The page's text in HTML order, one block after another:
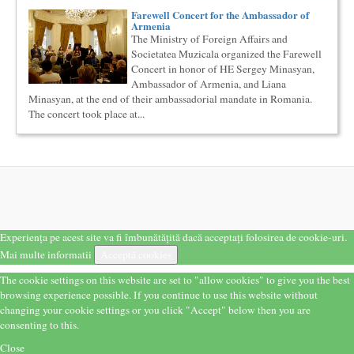
Cursul de Sociologie
Societatea Muzicala organizeaza un curs de Sociologie, in
parteneriat cu Facultatea de Sociologie si Asistenta Sociala a
Univ...
Cursul de Muzica universala (anul II)
Societatea Muzicala organizeaza un curs de cultura generala
muzicala, cu durata de doi ani, in parteneriat cu Universitatea
N...
Masterclass vocal cu Lucas Meachem
concertul de la Atheneul Roman al Societatii Muzicale din 23
teatrala, de nivel academic, in parteneriat cu Universitatea
Nati...
Cursul de Filosofie a vietii cotidiene
Societatea Muzicala organizeaza un curs de Filosofie a vietii
cotidiene, de nivel academic, cu durata de un an (2
semestre),...
Cursul de Filosofie generala (anul I)
Farewell Concert for the Ambassador of
Armenia
The Ministry of Foreign Affairs and
Societatea Muzicala organized the Farewell
Concert in honor of HE Sergey Minasyan,
Ambassador of Armenia, and Liana
Minasyan, at the end of their ambassadorial mandate in Romania.
The concert took place at...
Experiența pe acest site va fi îmbunătățită dacă acceptați folosirea de cookie-uri.
Mai multe informatii
The cookie settings on this website are set to "allow cookies" to give you the best
browsing experience possible. If you continue to use this website without
changing your cookie settings or you click "Accept" below then you are
consenting to this.
Close